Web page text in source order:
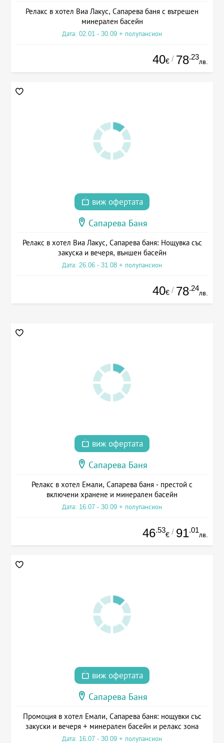
Релакс в хотел Виа Лакус, Сапарева баня с вътрешен
минерален басейн
Дата: 02.01 - 30.09 + полупансион
40€ / 78.23
лв.
виж офертата
Сапарева Баня
Релакс в хотел Виа Лакус, Сапарева баня: Нощувка със
закуска и вечеря, външен басейн
Дата: 26.06 - 31.08 + полупансион
40€ / 78.24
лв.
виж офертата
Сапарева Баня
Релакс в хотел Емали, Сапарева баня - престой с
включени хранене и минерален басейн
Дата: 16.07 - 30.09 + полупансион
46.53
€ / 91.01
лв.
виж офертата
Сапарева Баня
Промоция в хотел Емали, Сапарева баня: нощувки със
закуски и вечеря + минерален басейн и релакс зона
Дата: 16.07 - 30.09 + полупансион